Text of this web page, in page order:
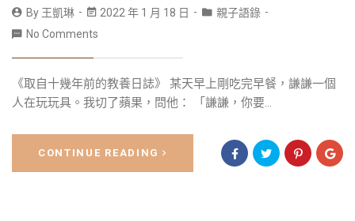
By 王凱琳 2022 年 1 月 18 日
親子語錄
No Comments
《取自十幾年前的教養日誌》 某天早上剛吃完早餐，謙謙一個
人在玩玩具。我切了蘋果，問他： 「謙謙，你要...
CONTINUE READING